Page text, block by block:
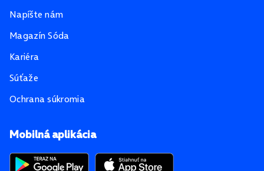
Mobilná aplikácia
Napíšte nám
Magazín Sóda
Kariéra
Súťaže
Ochrana súkromia